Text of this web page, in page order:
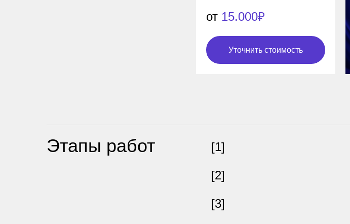
от 15.000₽
Уточнить стоимость
[1]
Этапы работ
[2]
[3]